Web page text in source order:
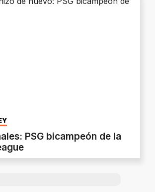
PSG bicampeón de la